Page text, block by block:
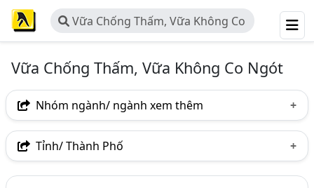
Vữa Chống Thấm, Vữa Không Co
Ngót
Vữa Chống Thấm, Vữa Không Co Ngót
Nhóm ngành/ ngành xem thêm
Ngành nghề
Tỉnh/ Thành Phố